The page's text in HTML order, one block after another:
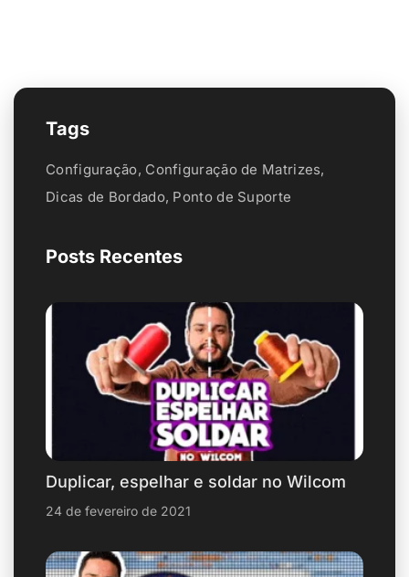
Tags
Configuração, Configuração de Matrizes,
Dicas de Bordado, Ponto de Suporte
Posts Recentes
Duplicar, espelhar e soldar no Wilcom
24 de fevereiro de 2021